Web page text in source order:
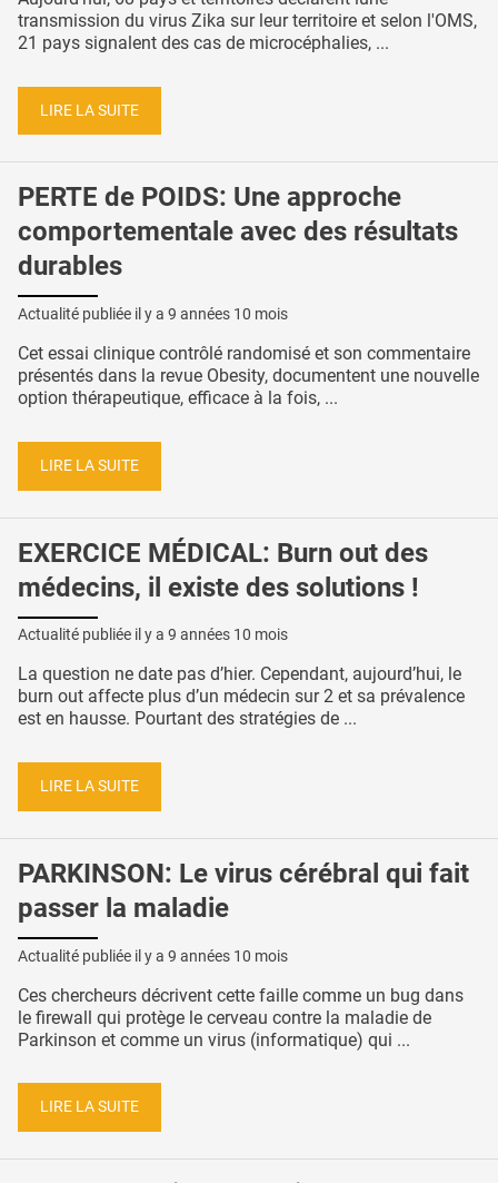
transmission du virus Zika sur leur territoire et selon l'OMS,
21 pays signalent des cas de microcéphalies, ...
LIRE LA SUITE
PERTE de POIDS: Une approche
comportementale avec des résultats
durables
Actualité publiée il y a 9 années 10 mois
Cet essai clinique contrôlé randomisé et son commentaire
présentés dans la revue Obesity, documentent une nouvelle
option thérapeutique, efficace à la fois, ...
LIRE LA SUITE
EXERCICE MÉDICAL: Burn out des
médecins, il existe des solutions !
Actualité publiée il y a 9 années 10 mois
La question ne date pas d’hier. Cependant, aujourd’hui, le
burn out affecte plus d’un médecin sur 2 et sa prévalence
est en hausse. Pourtant des stratégies de ...
LIRE LA SUITE
PARKINSON: Le virus cérébral qui fait
passer la maladie
Actualité publiée il y a 9 années 10 mois
Ces chercheurs décrivent cette faille comme un bug dans
le firewall qui protège le cerveau contre la maladie de
Parkinson et comme un virus (informatique) qui ...
LIRE LA SUITE